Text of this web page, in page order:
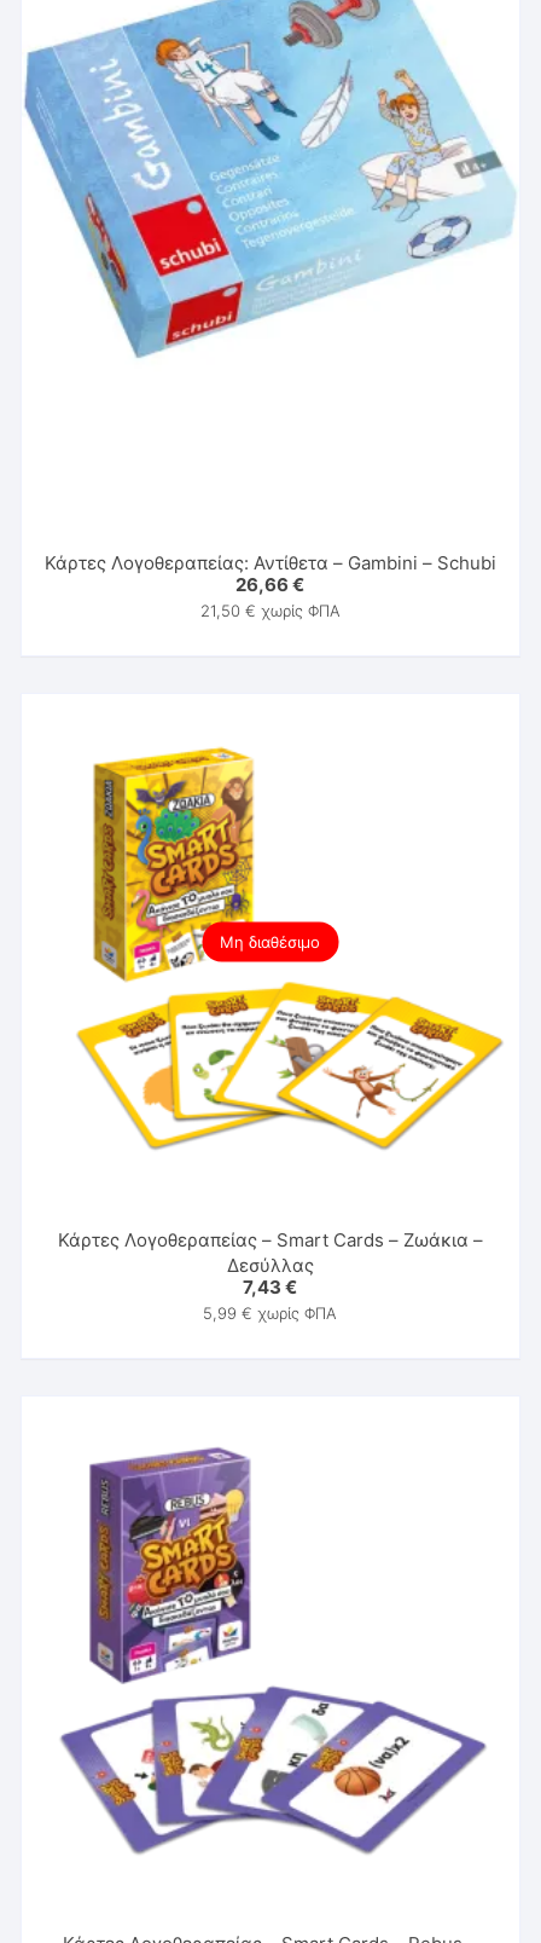
Κάρτες Λογοθεραπείας: Αντίθετα – Gambini – Schubi
26,66€
21,50 € χωρίς ΦΠΑ
Μη διαθέσιμο
Κάρτες Λογοθεραπείας – Smart Cards – Ζωάκια –
Δεσύλλας
7,43€
5,99€ χωρίς ΦΠΑ